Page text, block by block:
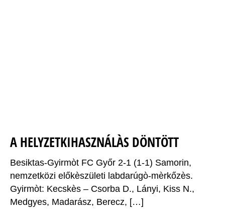
A HELYZETKIHASZNÁLÀS DÖNTÖTT
Besiktas-Gyirmòt FC Győr 2-1 (1-1) Samorin,
nemzetközi előkèszületi labdarúgò-mèrkőzès.
Gyirmòt: Kecskès – Csorba D., Lányi, Kiss N.,
Medgyes, Madarász, Berecz, […]